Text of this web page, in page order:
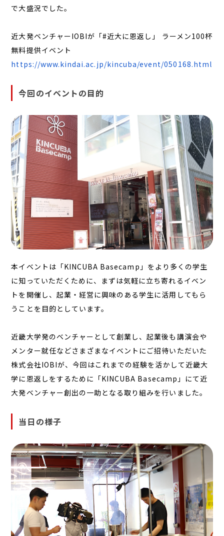
で大盛況でした。
近大発ベンチャーIOBIが「#近大に恩返し」 ラーメン100杯
無料提供イベント
https://www.kindai.ac.jp/kincuba/event/050168.html
今回のイベントの目的
本イベントは「KINCUBA Basecamp」をより多くの学生
に知っていただくために、まずは気軽に立ち寄れるイベン
トを開催し、起業・経営に興味のある学生に活用してもら
うことを目的としています。
近畿大学発のベンチャーとして創業し、起業後も講演会や
メンター就任などさまざまなイベントにご招待いただいた
株式会社IOBIが、今回はこれまでの経験を活かして近畿大
学に恩返しをするために「KINCUBA Basecamp」にて近
大発ベンチャー創出の一助となる取り組みを行いました。
当日の様子